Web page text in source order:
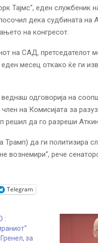
Тајмс“, еден службеник
дека судбината на
на конгресот.
на САД, претседателот
месец откако ќе ги
одговорија на
на Комисијата за
решил да го разреши
Трамп) да ги политизира
вознемири“, рече
Telegram
:
за